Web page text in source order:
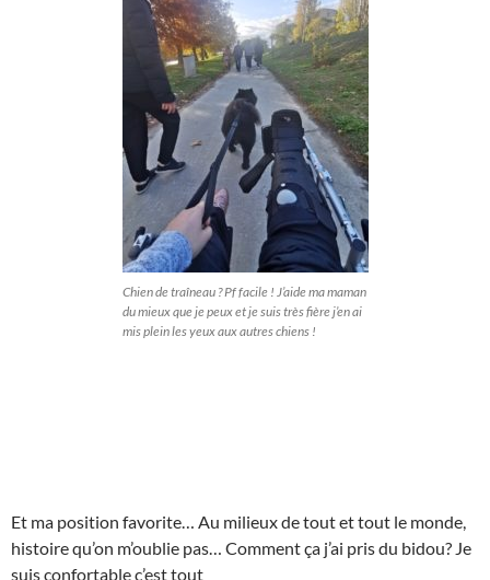
Chien de traîneau ? Pf facile ! J’aide ma maman
du mieux que je peux et je suis très fière j’en ai
mis plein les yeux aux autres chiens !
Et ma position favorite… Au milieux de tout et tout le monde,
histoire qu’on m’oublie pas… Comment ça j’ai pris du bidou? Je
suis confortable c’est tout